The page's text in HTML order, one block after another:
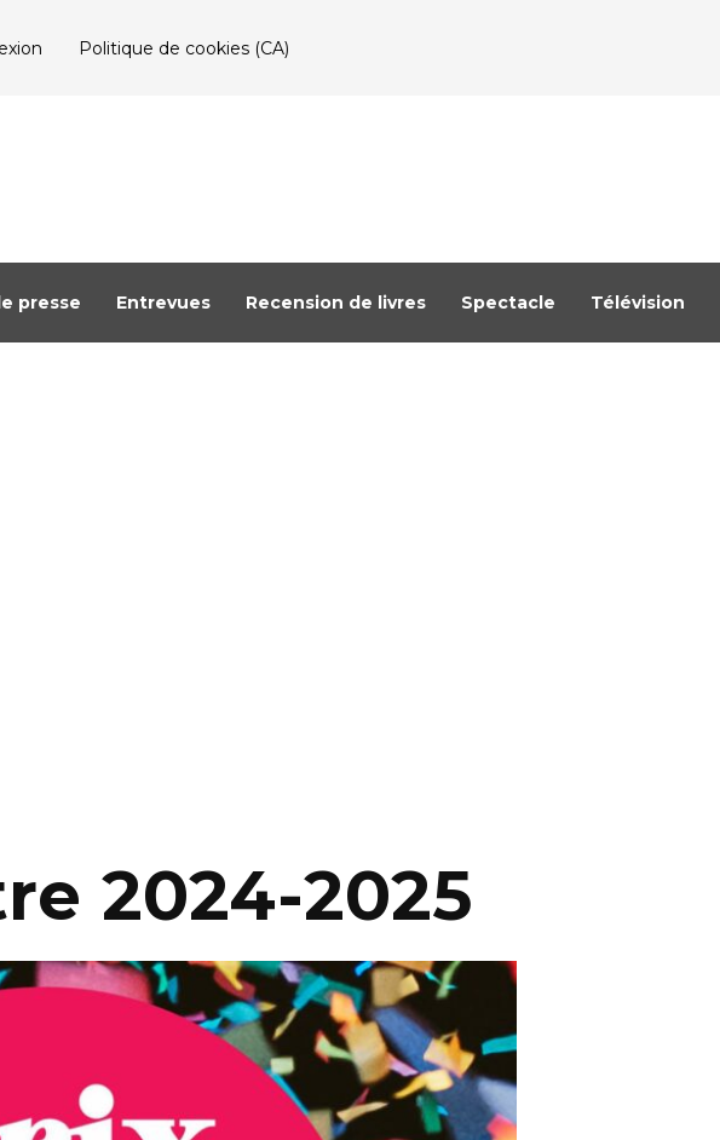
Politique de cookies (CA)
presse Entrevues Recension de livres Spectacle Télévision
2024-2025